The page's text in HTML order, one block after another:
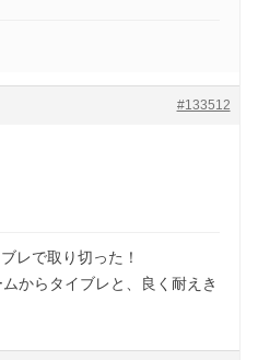
#133512
レで取り切った！
からタイブレと、良く耐えき